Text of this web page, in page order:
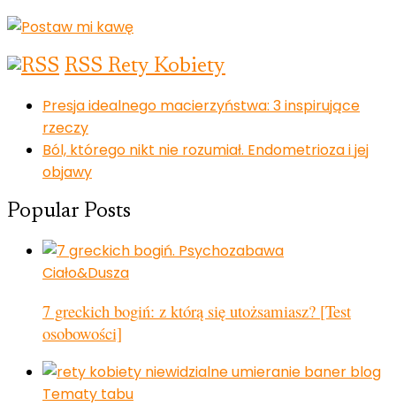
RSS Rety Kobiety
Presja idealnego macierzyństwa: 3 inspirujące
rzeczy
Ból, którego nikt nie rozumiał. Endometrioza i jej
objawy
Popular Posts
Ciało&Dusza
7 greckich bogiń: z którą się utożsamiasz? [Test
osobowości]
Tematy tabu